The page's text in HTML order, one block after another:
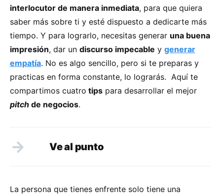
interlocutor de manera inmediata, para que quiera
saber más sobre ti y esté dispuesto a dedicarte más
tiempo. Y para lograrlo, necesitas generar una buena
impresión, dar un discurso impecable y generar
empatía. No es algo sencillo, pero si te preparas y
practicas en forma constante, lo lograrás. Aquí te
compartimos cuatro tips para desarrollar el mejor
pitch de negocios.
Ve al punto
La persona que tienes enfrente solo tiene una